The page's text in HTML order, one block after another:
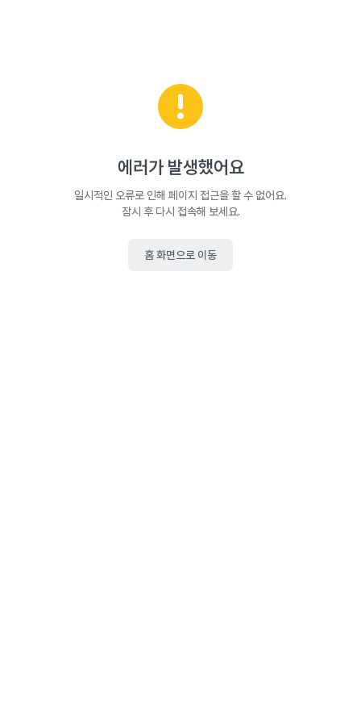
에러가 발생했어요
일시적인 오류로 인해 페이지 접근을 할 수 없어요.
잠시 후 다시 접속해 보세요.
홈 화면으로 이동